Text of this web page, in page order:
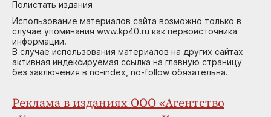
Полистать издания
Использование материалов сайта возможно только в
случае упоминания www.kp40.ru как первоисточника
информации.
В случае использования материалов на других сайтах
активная индексируемая ссылка на главную страницу
без заключения в no-index, no-follow обязательна.
Реклама в изданиях ООО «Агентство